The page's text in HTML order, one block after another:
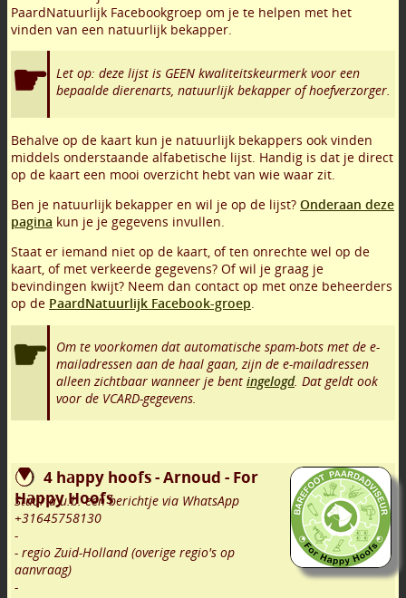
PaardNatuurlijk Facebookgroep om je te helpen met het
vinden van een natuurlijk bekapper.
Let op: deze lijst is GEEN kwaliteitskeurmerk voor een
bepaalde dierenarts, natuurlijk bekapper of hoefverzorger.
Behalve op de kaart kun je natuurlijk bekappers ook vinden
middels onderstaande alfabetische lijst. Handig is dat je direct
op de kaart een mooi overzicht hebt van wie waar zit.
Ben je natuurlijk bekapper en wil je op de lijst? Onderaan deze
pagina kun je je gegevens invullen.
Staat er iemand niet op de kaart, of ten onrechte wel op de
kaart, of met verkeerde gegevens? Of wil je graag je
bevindingen kwijt? Neem dan contact op met onze beheerders
op de PaardNatuurlijk Facebook-groep.
Om te voorkomen dat automatische spam-bots met de e-
mailadressen aan de haal gaan, zijn de e-mailadressen
alleen zichtbaar wanneer je bent ingelogd. Dat geldt ook
voor de VCARD-gegevens.
4 happy hoofs - Arnoud - For
Happy Hoofs
Stuur a.u.b. een berichtje via WhatsApp
+31645758130
-
- regio Zuid-Holland (overige regio's op
aanvraag)
-